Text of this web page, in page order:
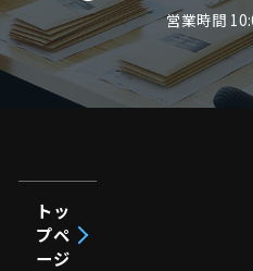
営業時間
トッ
プペ
ージ